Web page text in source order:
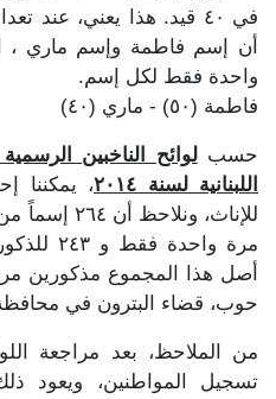
في ٤٠ قيد. هذا يعني، عند
أن إسم فاطمة وإسم ماري ،
واحدة فقط لكل إسم.
فاطمة (٥٠) - ماري (٤٠)
حسبلوائح الناخبين
اللبنانية لسنة ٢٠١٤
للإناث،
أصل هذا المجموع مذكورين
حوب، قضاء البترون في
من الملاحظ، بعد مراجعة
تسجيل المواطنين، ويعود